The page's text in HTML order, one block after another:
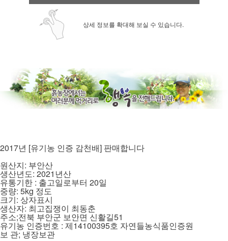
상세 정보를 확대해 보실 수 있습니다.
2017년 [유기농 인증 감천배] 판매합니다
원산지: 부안산
생산년도: 2021년산
유통기한 : 출고일로부터 20일
중량: 5kg 정도
크기: 상자표시
생산자: 최고집쟁이 최동춘
주소;전북 부안군 보안면 신활길51
유기농 인증번호 : 제14100395호 자연들농식품인증원
보 관; 냉장보관